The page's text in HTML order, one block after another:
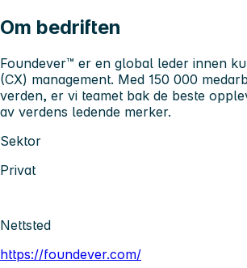
Om bedriften
Foundever™ er en global leder innen
(CX) management. Med 150 000
verden, er vi teamet bak de beste
av verdens ledende merker.
Sektor
Privat
Nettsted
https://foundever.com/